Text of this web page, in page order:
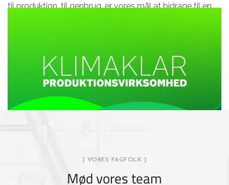
til produktion, til genbrug, er vores mål at bidrage til en
[ VORES FAGFOLK ]
Mød vores team